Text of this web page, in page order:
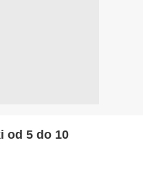
od 5 do 10